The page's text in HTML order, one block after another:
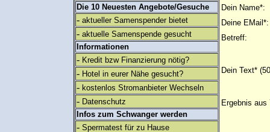
Die 10 Neuesten Angebote/Gesuche
- aktueller Samenspender bietet
- aktuelle Samenspende gesucht
Informationen
- Kredit bzw Finanzierung nötig?
- Hotel in eurer Nähe gesucht?
- kostenlos Stromanbieter Wechseln
- Datenschutz
Infos zum Schwanger werden
- Spermatest für zu Hause
Dein Name*:
Deine EMail*:
Betreff:
Dein Text*
Ergebnis aus